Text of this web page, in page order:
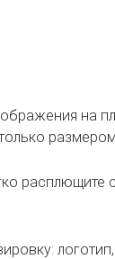
на
расплющите